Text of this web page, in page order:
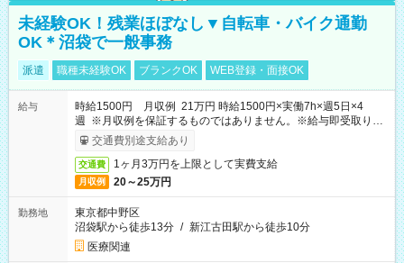
未経験OK！残業ほぼなし▼自転車・バイク通勤
OK＊沼袋で一般事務
派遣 職種未経験OK ブランクOK WEB登録・面接OK
給与
時給1500円 月収例 21万円 時給1500円×実働7h×週5日×4
週 ※月収例を保証するものではありません。※給与即受取りサ
ービス利用可（利用条件有）
交通費別途支給あり
交通費 1ヶ月3万円を上限として実費支給
月収例 20～25万円
勤務地
東京都中野区
沼袋駅から徒歩13分 / 新江古田駅から徒歩10分
医療関連